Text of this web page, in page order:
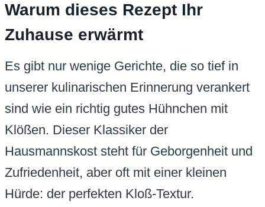
Warum dieses Rezept Ihr
Zuhause erwärmt
Es gibt nur wenige Gerichte, die so tief in
unserer kulinarischen Erinnerung verankert
sind wie ein richtig gutes Hühnchen mit
Klößen. Dieser Klassiker der
Hausmannskost steht für Geborgenheit und
Zufriedenheit, aber oft mit einer kleinen
Hürde: der perfekten Kloß-Textur.